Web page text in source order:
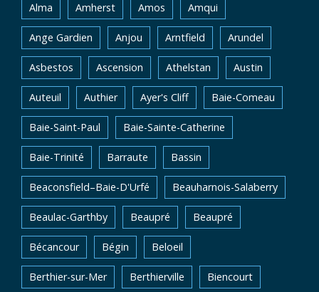
Alma Amherst Amos Amqui
Ange Gardien Anjou Arntfield Arundel
Asbestos Ascension Athelstan Austin
Auteuil Authier Ayer's Cliff Baie-Comeau
Baie-Saint-Paul Baie-Sainte-Catherine
Baie-Trinité Barraute Bassin
Beaconsfield–Baie-D'Urfé Beauharnois-Salaberry
Beaulac-Garthby Beaupré Beaupré
Bécancour Bégin Beloeil
Berthier-sur-Mer Berthierville Biencourt